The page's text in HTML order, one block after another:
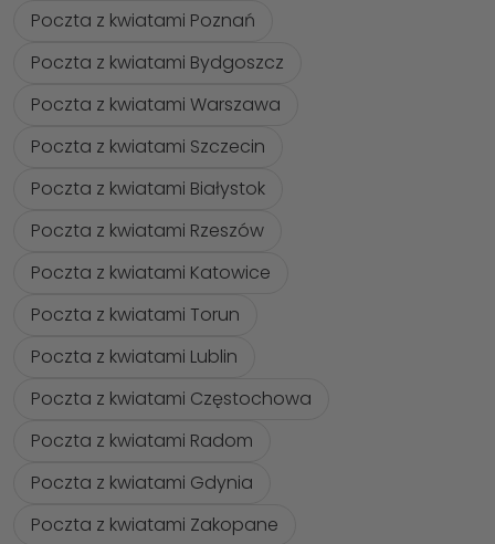
Poczta z kwiatami Poznań
Poczta z kwiatami Bydgoszcz
Poczta z kwiatami Warszawa
Poczta z kwiatami Szczecin
Poczta z kwiatami Białystok
Poczta z kwiatami Rzeszów
Poczta z kwiatami Katowice
Poczta z kwiatami Torun
Poczta z kwiatami Lublin
Poczta z kwiatami Częstochowa
Poczta z kwiatami Radom
Poczta z kwiatami Gdynia
Poczta z kwiatami Zakopane